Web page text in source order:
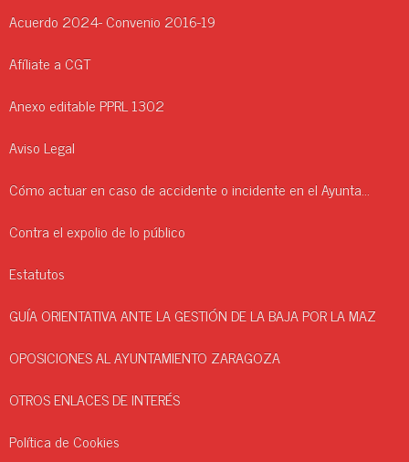
Acuerdo 2024- Convenio 2016-19
Afíliate a CGT
Anexo editable PPRL 1302
Aviso Legal
Cómo actuar en caso de accidente o incidente en el Ayuntamiento.
Contra el expolio de lo público
Estatutos
GUÍA ORIENTATIVA ANTE LA GESTIÓN DE LA BAJA POR LA MAZ
OPOSICIONES AL AYUNTAMIENTO ZARAGOZA
OTROS ENLACES DE INTERÉS
Política de Cookies